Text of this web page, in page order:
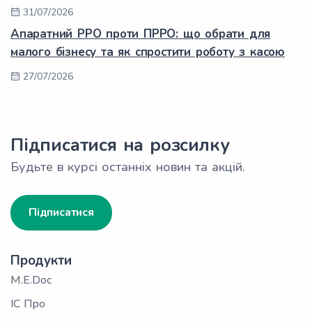
31/07/2026
Апаратний РРО проти ПРРО: що обрати для
малого бізнесу та як спростити роботу з касою
27/07/2026
Підписатися на розсилку
Будьте в курсі останніх новин та акцій.
Підписатися
Продукти
M.E.Doc
ІС Про